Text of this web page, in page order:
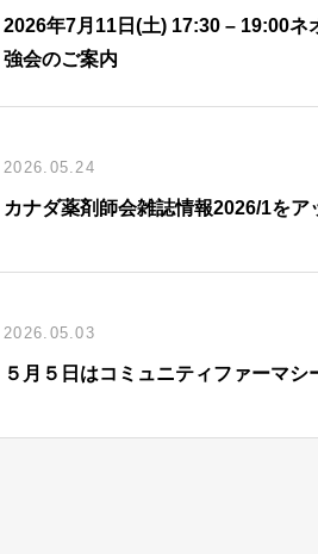
2026年7月11日(土) 17:30 – 19:00
強会のご案内
2026.05.24
カナダ薬剤師会雑誌情報2026/1をア
2026.05.03
５月５日はコミュニティファーマシ